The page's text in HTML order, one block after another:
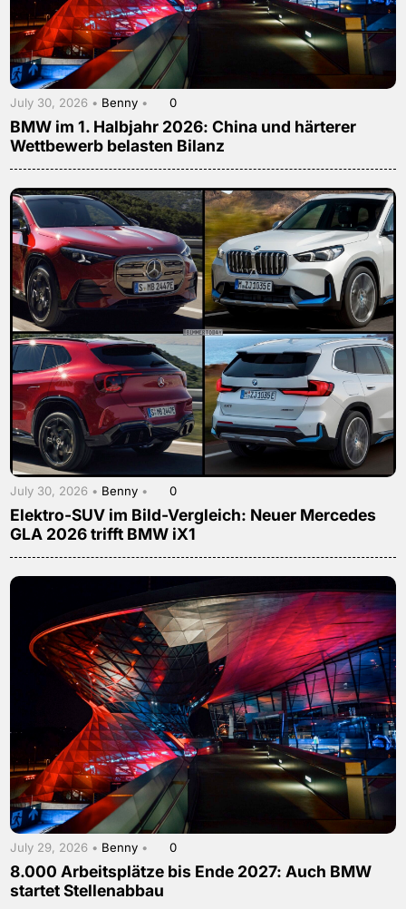
July 30, 2026 • Benny • 0
BMW im 1. Halbjahr 2026: China und härterer
Wettbewerb belasten Bilanz
July 30, 2026 • Benny • 0
Elektro-SUV im Bild-Vergleich: Neuer Mercedes
GLA 2026 trifft BMW iX1
July 29, 2026 • Benny • 0
8.000 Arbeitsplätze bis Ende 2027: Auch BMW
startet Stellenabbau